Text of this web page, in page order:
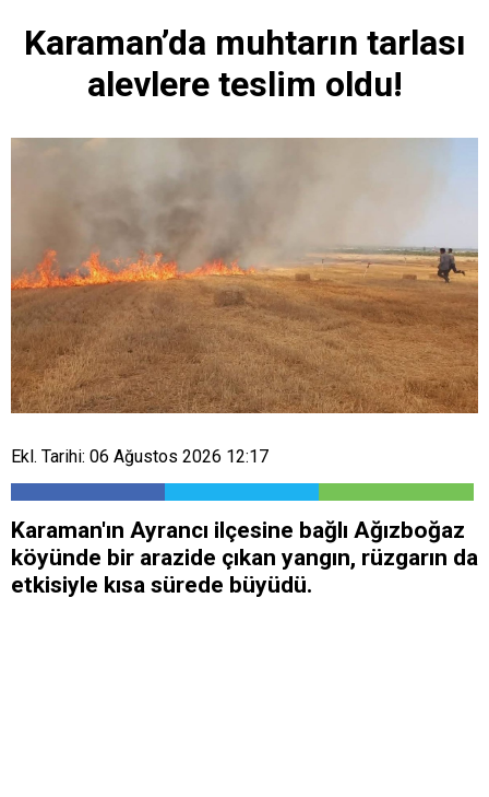
Karaman’da muhtarın tarlası
alevlere teslim oldu!
Ekl. Tarihi: 06 Ağustos 2026 12:17
Karaman'ın Ayrancı ilçesine bağlı Ağızboğaz
köyünde bir arazide çıkan yangın, rüzgarın da
etkisiyle kısa sürede büyüdü.